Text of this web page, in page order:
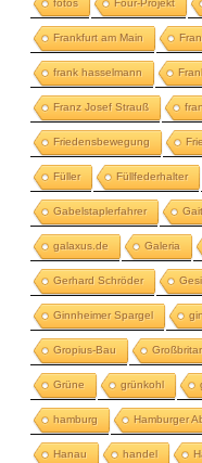
fotos Four-Projekt
Frankfurt am Main
frank hasselmann
Franz Josef Strauß
Friedensbewegung
Füller Füllfederhalter
Gabelstaplerfahrer
galaxus.de Galeria
Gerhard Schröder
Ginnheimer Spargel
Gropius-Bau
Grüne grünkohl
hamburg Hamburger
Hanau handel